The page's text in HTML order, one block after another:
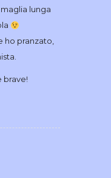
lunga
ho pranzato,
brave!